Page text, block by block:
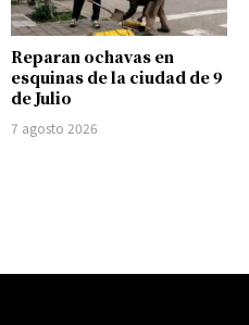
Reparan ochavas en
esquinas de la ciudad de 9
de Julio
7 agosto 2026